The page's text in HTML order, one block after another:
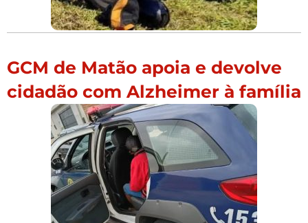
GCM de Matão apoia e devolve
cidadão com Alzheimer à família